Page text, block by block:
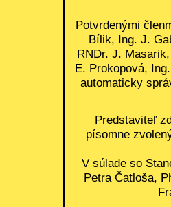
Potvrdenými
Bílik, Ing. J.
RNDr. J.
E. Prokopová,
automaticky
Predstaviteľ
písomne
V súlade so
Petra Čatloša,